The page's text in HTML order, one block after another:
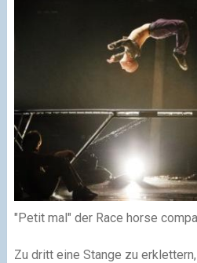
"Petit mal" der Race horse
Zu dritt eine Stange zu